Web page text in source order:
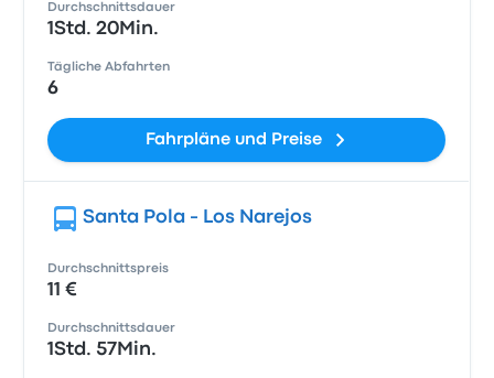
Durchschnittsdauer
1Std. 20Min.
Tägliche Abfahrten
6
Fahrpläne und Preise
Santa Pola - Los Narejos
Durchschnittspreis
11 €
Durchschnittsdauer
1Std. 57Min.